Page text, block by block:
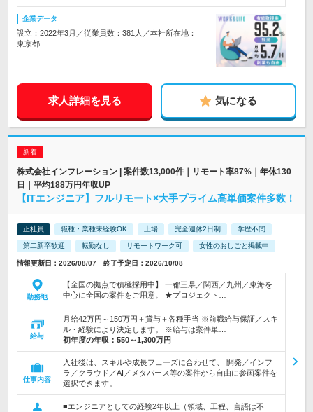
企業データ
設立：2022年3月／従業員数：381人／本社所在地：
東京都
求人詳細を見る 気になる
株式会社インフレーション | 案件数13,000件｜リモート率87%｜年休130
日｜平均188万円年収UP
【ITエンジニア】フルリモート×大手プライム高単価案件多数！
正社員 職種・業種未経験OK 上場 完全週休2日制 学歴不問
第二新卒歓迎 転勤なし リモートワーク可 女性のおしごと掲載中
情報更新日：2026/08/07 終了予定日：2026/10/08
勤務地
【全国の拠点で積極採用中】 一都三県／関西／九州／東海を
中心に全国の案件をご用意。 ★プロジェクト…
給与
月給42万円～150万円＋賞与＋各種手当 ※前職給与保証／スキ
ル・経験により決定します。 ※給与は案件単…
初年度の年収： 550～1,300万円
仕事内容
入社後は、スキルや成長フェーズに合わせて、 開発／インフ
ラ／クラウド／AI／メタバース等の案件から自由に参画案件を
選択できます。
■エンジニアとしての経験2年以上（領域、工程、言語は不